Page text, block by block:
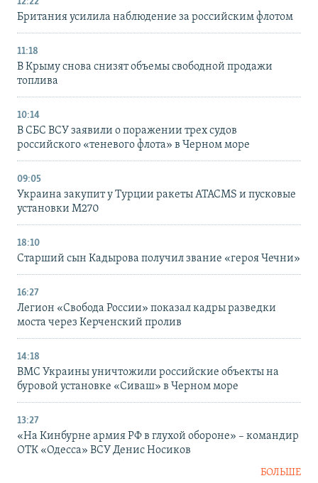
Британия усилила наблюдение за российским флотом
11:18
В Крыму снова снизят объемы свободной продажи
топлива
10:14
В СБС ВСУ заявили о поражении трех судов
российского «теневого флота» в Черном море
09:05
Украина закупит у Турции ракеты ATACMS и пусковые
установки M270
18:10
Старший сын Кадырова получил звание «героя Чечни»
16:27
Легион «Свобода России» показал кадры разведки
моста через Керченский пролив
14:18
ВМС Украины уничтожили российские объекты на
буровой установке «Сиваш» в Черном море
13:27
«На Кинбурне армия РФ в глухой обороне» – командир
ОТК «Одесса» ВСУ Денис Носиков
БОЛЬШЕ